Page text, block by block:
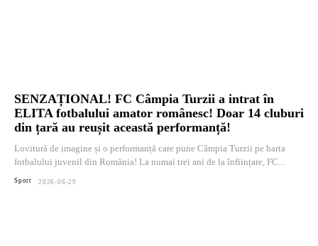
SENZAȚIONAL! FC Câmpia Turzii a intrat în
ELITA fotbalului amator românesc! Doar 14 cluburi
din țară au reușit această performanță!
Lovitură de imagine și o performanță care pune Câmpia Turzii pe harta
fotbalului juvenil din România! La numai trei ani de la înființare, FC...
Sport 2026-06-29